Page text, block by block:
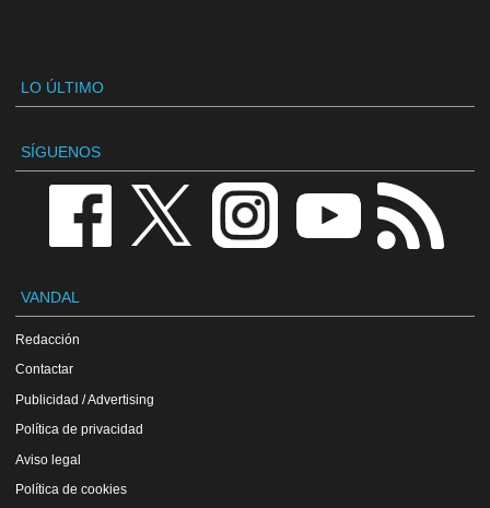
LO ÚLTIMO
SÍGUENOS
VANDAL
Redacción
Contactar
Publicidad / Advertising
Política de privacidad
Aviso legal
Política de cookies